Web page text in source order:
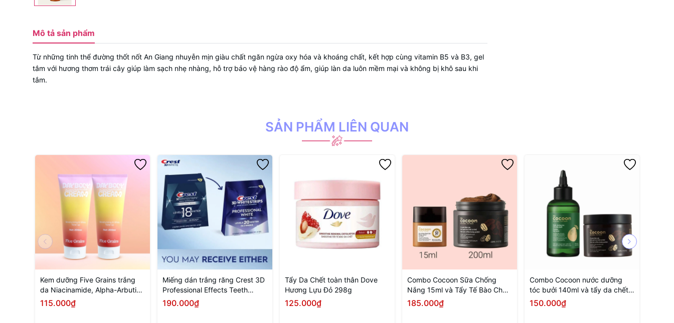
Mô tả sản phẩm
Từ những tinh thể đường thốt nốt An Giang nhuyễn mịn giàu chất ngăn ngừa oxy hóa và khoáng chất, kết hợp cùng vitamin B5 và B3, gel
tắm với hương thơm trái cây giúp làm sạch nhẹ nhàng, hỗ trợ bảo vệ hàng rào độ ẩm, giúp làn da luôn mềm mại và không bị khô sau khi
tắm.
SẢN PHẨM LIÊN QUAN
Kem dưỡng Five Grains trắng
da Niacinamide, Alpha-Arbutin
nâng tone ban ngày 200ML
115.000₫
Miếng dán trắng răng Crest 3D
Professional Effects Teeth
Whitening Strips Kit
190.000₫
Tẩy Da Chết toàn thân Dove
Hương Lựu Đỏ 298g
125.000₫
Combo Cocoon Sữa Chống
Nắng 15ml và Tẩy Tế Bào Chết
Toàn Thân Cà Phê 200ml
185.000₫
Combo Cocoon nước dưỡng
tóc bưởi 140ml và tẩy da chết
toàn thân cà phê 200ml
150.000₫